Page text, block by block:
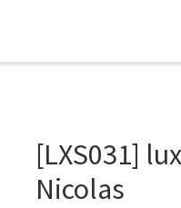
[LXS031]
Nicolas